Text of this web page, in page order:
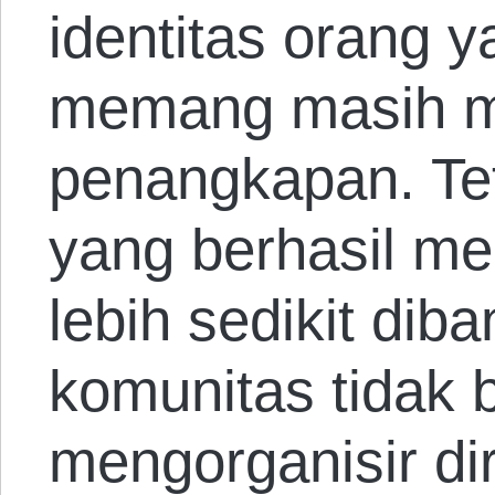
identitas orang
memang masih
penangkapan.
yang berhasil
lebih sedikit
komunitas tidak
mengorganisir